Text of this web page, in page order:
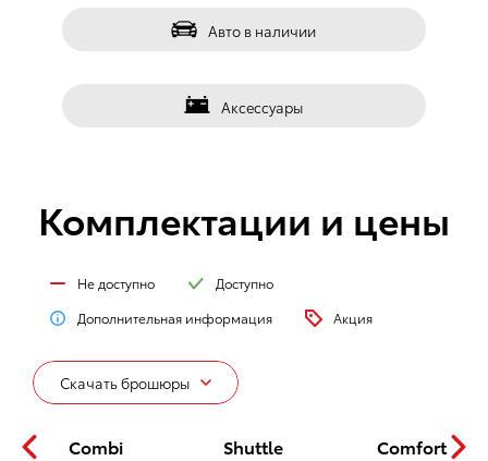
󰀂 Авто в наличии
󰀃 Аксессуары
Комплектации и цены
Не доступно
Доступно
Дополнительная информация
Акция
Скачать брошюры
Combi Shuttle Comfort